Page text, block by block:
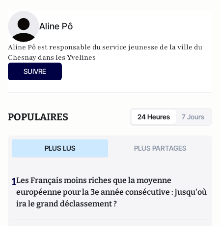
Aline Pô
Aline Pô est responsable du service jeunesse de la ville du
Chesnay dans les Yvelines
SUIVRE
POPULAIRES 24 Heures 7 Jours
PLUS LUS PLUS PARTAGES
1Les Français moins riches que la moyenne
européenne pour la 3e année consécutive : jusqu'où
ira le grand déclassement ?